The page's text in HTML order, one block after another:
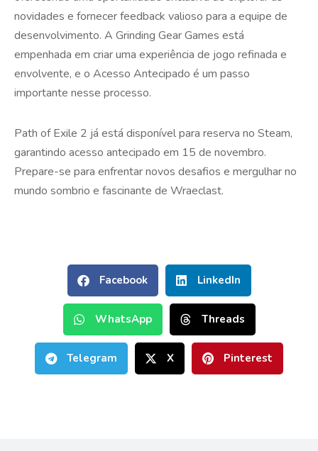
novidades e fornecer feedback valioso para a equipe de
desenvolvimento. A Grinding Gear Games está
empenhada em criar uma experiência de jogo refinada e
envolvente, e o Acesso Antecipado é um passo
importante nesse processo.
Path of Exile 2 já está disponível para reserva no Steam,
garantindo acesso antecipado em 15 de novembro.
Prepare-se para enfrentar novos desafios e mergulhar no
mundo sombrio e fascinante de Wraeclast.
Facebook LinkedIn
WhatsApp Threads
Telegram X Pinterest